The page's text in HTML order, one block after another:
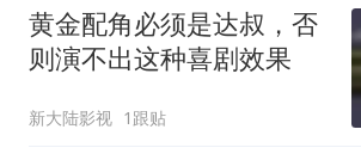
黄金配角必须是达叔，否
则演不出这种喜剧效果
新大陆影视 1跟贴